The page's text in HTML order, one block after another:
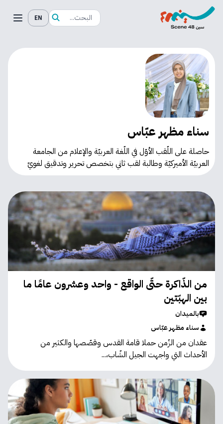
EN
سناء مظهر عبّاس
حاصلة على اللّقب الأوّل في اللّغة العربيّة والإعلام من الجامعة
العربيّة الأميركيّة وطالبة لقب ثاني بتخصص تحرير وتدقيق لغويّ
من الذّاكرة حتّى الواقع - واحد وعشرون عامًا ما
بين الهبّتين
بالميدان
سناء مظهر عبّاس
عقدان من الزّمن حملا قامة القدس وقصّصها والكثير من
الأحداث التي واجهت الجيل الشّاب،...